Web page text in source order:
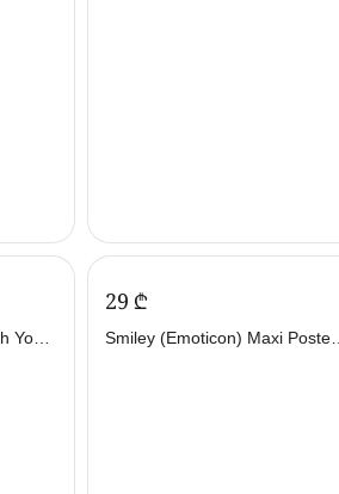
You)
‍29‍ ₾
Smiley (Emoticon) Maxi Poster -